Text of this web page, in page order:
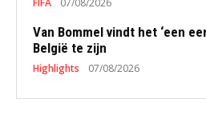
FIFA 07/08/2026
Van Bommel vindt het ‘een
België te zijn
Highlights 07/08/2026